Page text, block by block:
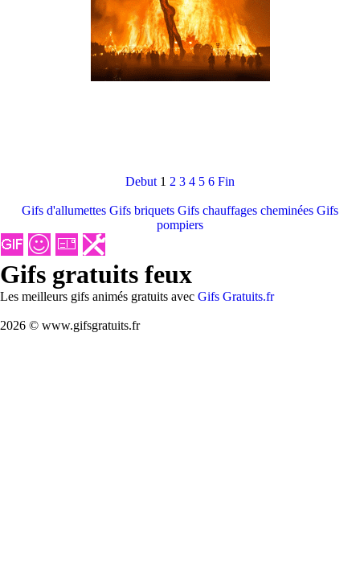
Debut 1 2 3 4 5 6 Fin
Gifs d'allumettes Gifs briquets Gifs chauffages cheminées Gifs
pompiers
Gifs gratuits feux
Les meilleurs gifs animés gratuits avec Gifs Gratuits.fr
2026 © www.gifsgratuits.fr